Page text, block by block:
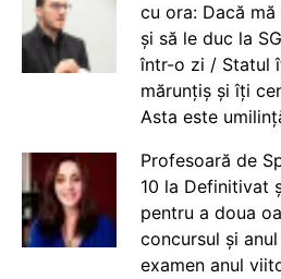
cu ora: Dacă
și să le duc la
într-o zi / Statul
mărunțiș și îți
Asta este
Profesoară de
10 la Definitivat
pentru a doua
concursul și
examen anul